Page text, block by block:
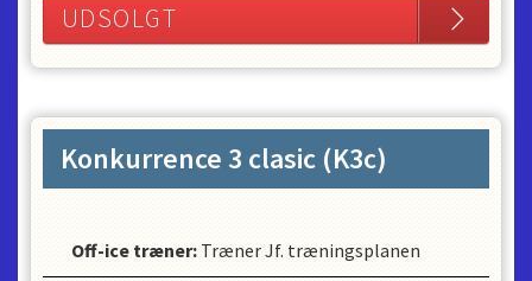
UDSOLGT
Konkurrence 3 clasic (K3c)
Off-ice træner: Træner Jf. træningsplanen